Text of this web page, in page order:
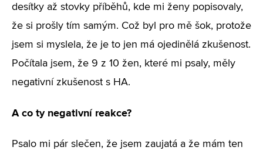
desítky až stovky příběhů, kde mi ženy popisovaly,
že si prošly tím samým. Což byl pro mě šok, protože
jsem si myslela, že je to jen má ojedinělá zkušenost.
Počítala jsem, že 9 z 10 žen, které mi psaly, měly
negativní zkušenost s HA.
A co ty negativní reakce?
Psalo mi pár slečen, že jsem zaujatá a že mám ten